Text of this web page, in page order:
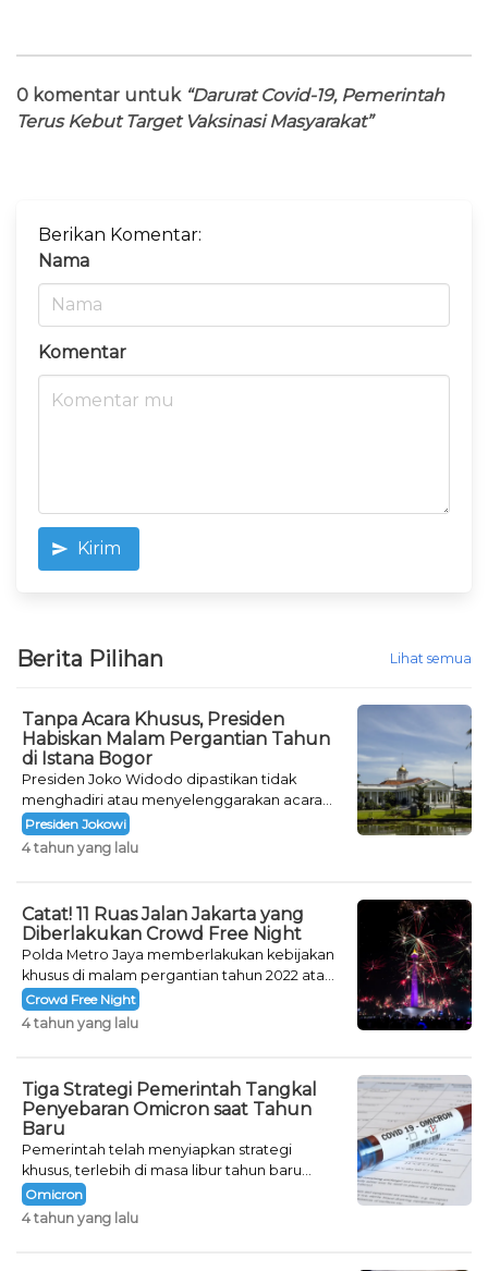
0 komentar untuk “Darurat Covid-19, Pemerintah
Terus Kebut Target Vaksinasi Masyarakat”
Berikan Komentar:
Nama
Komentar
Kirim
Berita Pilihan Lihat semua
Tanpa Acara Khusus, Presiden
Habiskan Malam Pergantian Tahun
di Istana Bogor
Presiden Joko Widodo dipastikan tidak
menghadiri atau menyelenggarakan acara
khusus untuk mengisi malam pergantian
tahun.
Presiden Jokowi
4 tahun yang lalu
Catat! 11 Ruas Jalan Jakarta yang
Diberlakukan Crowd Free Night
Polda Metro Jaya memberlakukan kebijakan
khusus di malam pergantian tahun 2022 atau
Crowd Free Night selama dua hari.
Crowd Free Night
4 tahun yang lalu
Tiga Strategi Pemerintah Tangkal
Penyebaran Omicron saat Tahun
Baru
Pemerintah telah menyiapkan strategi
khusus, terlebih di masa libur tahun baru
seperti saat ini.
Omicron
4 tahun yang lalu